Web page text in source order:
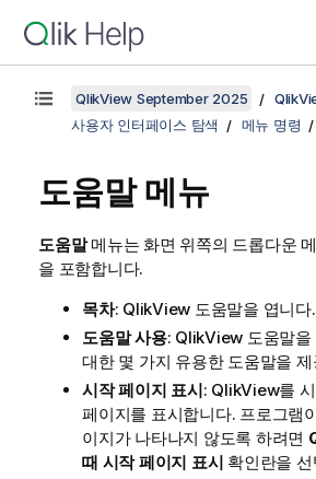
QlikView September 2025
사용자 인터페이스 탐색
메뉴 명령
도움말 메뉴
도움말메뉴는 화면 위쪽의 드롭다운
을 포함합니다.
목차: QlikView 도움말을 엽니다.
도움말 사용: QlikView 도움말을
대한 몇 가지 유용한 도움말을
시작 페이지 표시: QlikView를
페이지를 표시합니다. 프로그램
이지가 나타나지 않도록 하려면
때 시작 페이지 표시 확인란을